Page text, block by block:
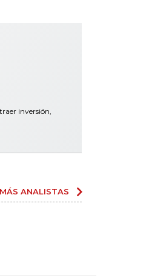
inversión,
MÁS ANALISTAS